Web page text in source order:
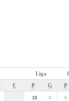
Liga
€ P G P
18 0 0